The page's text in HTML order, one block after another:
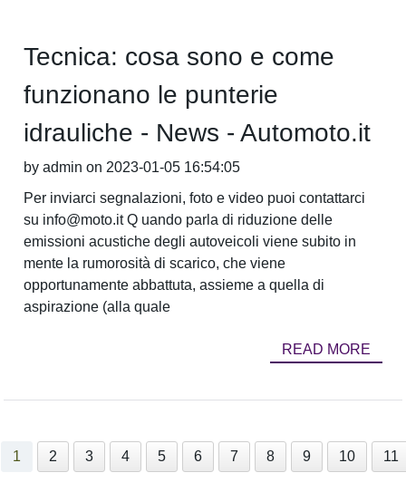
Tecnica: cosa sono e come
funzionano le punterie
idrauliche - News - Automoto.it
by admin on 2023-01-05 16:54:05
Per inviarci segnalazioni, foto e video puoi contattarci
su info@moto.it Q uando parla di riduzione delle
emissioni acustiche degli autoveicoli viene subito in
mente la rumorosità di scarico, che viene
opportunamente abbattuta, assieme a quella di
aspirazione (alla quale
READ MORE
1 2 3 4 5 6 7 8 9 10 11